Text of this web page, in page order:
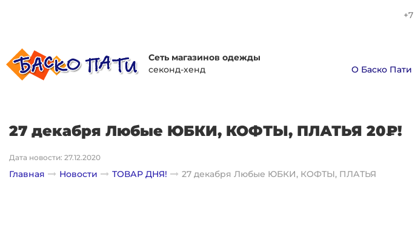
Сеть магазинов одежды
секонд-хенд
О Баско Пати
27 декабря Любые ЮБКИ, КОФТЫ, ПЛАТЬЯ 20₽!
Дата новости: 27.12.2020
Главная Новости ТОВАР ДНЯ! 27 декабря Любые ЮБКИ, КОФТЫ, ПЛАТЬЯ